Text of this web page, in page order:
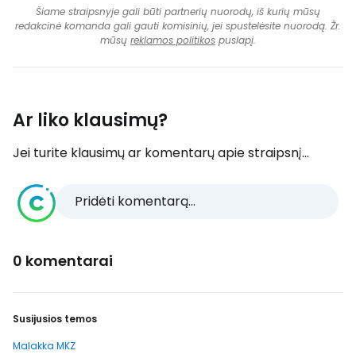
Šiame straipsnyje gali būti partnerių nuorodų, iš kurių mūsų
redakcinė komanda gali gauti komisinių, jei spustelėsite nuorodą. Žr.
mūsų reklamos politikos puslapį.
Ar liko klausimų?
Jei turite klausimų ar komentarų apie straipsnį...
Pridėti komentarą...
0 komentarai
Susijusios temos
Malakka MKZ